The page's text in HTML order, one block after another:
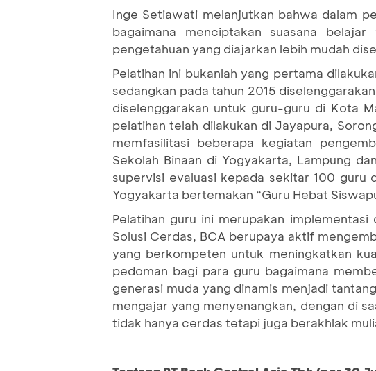
Inge Setiawati melanjutkan bahwa dalam
bagaimana menciptakan suasana
pengetahuan yang diajarkan lebih mudah
Pelatihan ini bukanlah yang pertama
sedangkan pada tahun 2015
diselenggarakan untuk guru-guru di Kota
pelatihan telah dilakukan di Jayapura,
memfasilitasi beberapa kegiatan
Sekolah Binaan di Yogyakarta, Lampung
supervisi evaluasi kepada sekitar 100 guru
Yogyakarta bertemakan “Guru Hebat
Pelatihan guru ini merupakan
Solusi Cerdas, BCA berupaya aktif
yang berkompeten untuk meningkatkan
pedoman bagi para guru bagaimana
generasi muda yang dinamis menjadi
mengajar yang menyenangkan, dengan di
tidak hanya cerdas tetapi juga berakhlak